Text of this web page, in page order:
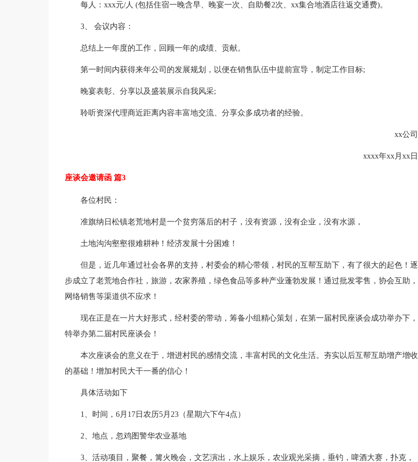
每人：xxx元/人 (包括住宿一晚含早、晚宴一次、自助餐2次、xx集合地酒店往返交通费)。
3、 会议内容：
总结上一年度的工作，回顾一年的成绩、贡献。
第一时间内获得来年公司的发展规划，以便在销售队伍中提前宣导，制定工作目标;
晚宴表彰、分享以及盛装展示自我风采;
聆听资深代理商近距离内容丰富地交流、分享众多成功者的经验。
xx公司
xxxx年xx月xx日
座谈会邀请函 篇3
各位村民：
准旗纳日松镇老荒地村是一个贫穷落后的村子，没有资源，没有企业，没有水源，
土地沟沟壑壑很难耕种！经济发展十分困难！
但是，近几年通过社会各界的支持，村委会的精心带领，村民的互帮互助下，有了很大的起色！逐
步成立了老荒地合作社，旅游，农家养殖，绿色食品等多种产业蓬勃发展！通过批发零售，协会互助，
网络销售等渠道供不应求！
现在正是在一片大好形式，经村委的带动，筹备小组精心策划，在第一届村民座谈会成功举办下，
特举办第二届村民座谈会！
本次座谈会的意义在于，增进村民的感情交流，丰富村民的文化生活。夯实以后互帮互助增产增收
的基础！增加村民大干一番的信心！
具体活动如下
1、时间，6月17日农历5月23（星期六下午4点）
2、地点，忽鸡图警华农业基地
3、活动项目，聚餐，篝火晚会，文艺演出，水上娱乐，农业观光采摘，垂钓，啤酒大赛，扑克，